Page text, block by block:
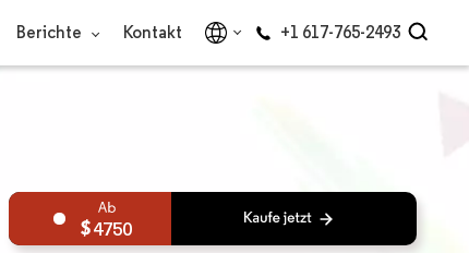
Berichte Kontakt +1 617-765-2493
4750